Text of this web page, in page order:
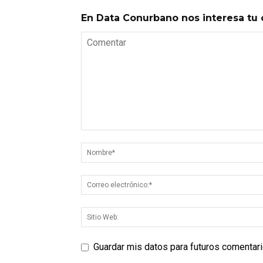
En Data Conurbano nos interesa tu
Guardar mis datos para futuros